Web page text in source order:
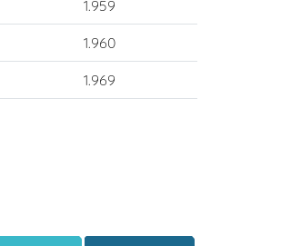
1.959
1.960
1.969